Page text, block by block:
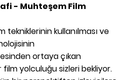
- Muhteşem Film
tekniklerinin kullanılması ve
ortaya çıkan
yolculuğu sizleri bekliyor.